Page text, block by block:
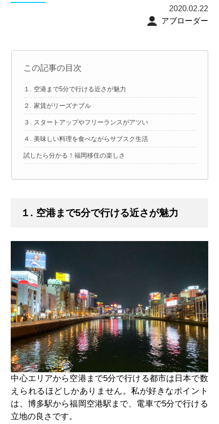
2020.02.22
アブローダー
この記事の目次
１. 空港まで5分で行ける近さが魅力
２. 家賃がリーズナブル
３. スタートアップやフリーランスがアツい
４. 美味しい料理を食べながらサブスク生活
試したら分かる！福岡移住の楽しさ
１. 空港まで5分で行ける近さが魅力
中心エリアから空港まで5分で行ける都市は日本で数
えられるほどしかありません。私が好きなポイント
は、博多駅から福岡空港駅まで、電車で5分で行ける
立地の良さです。